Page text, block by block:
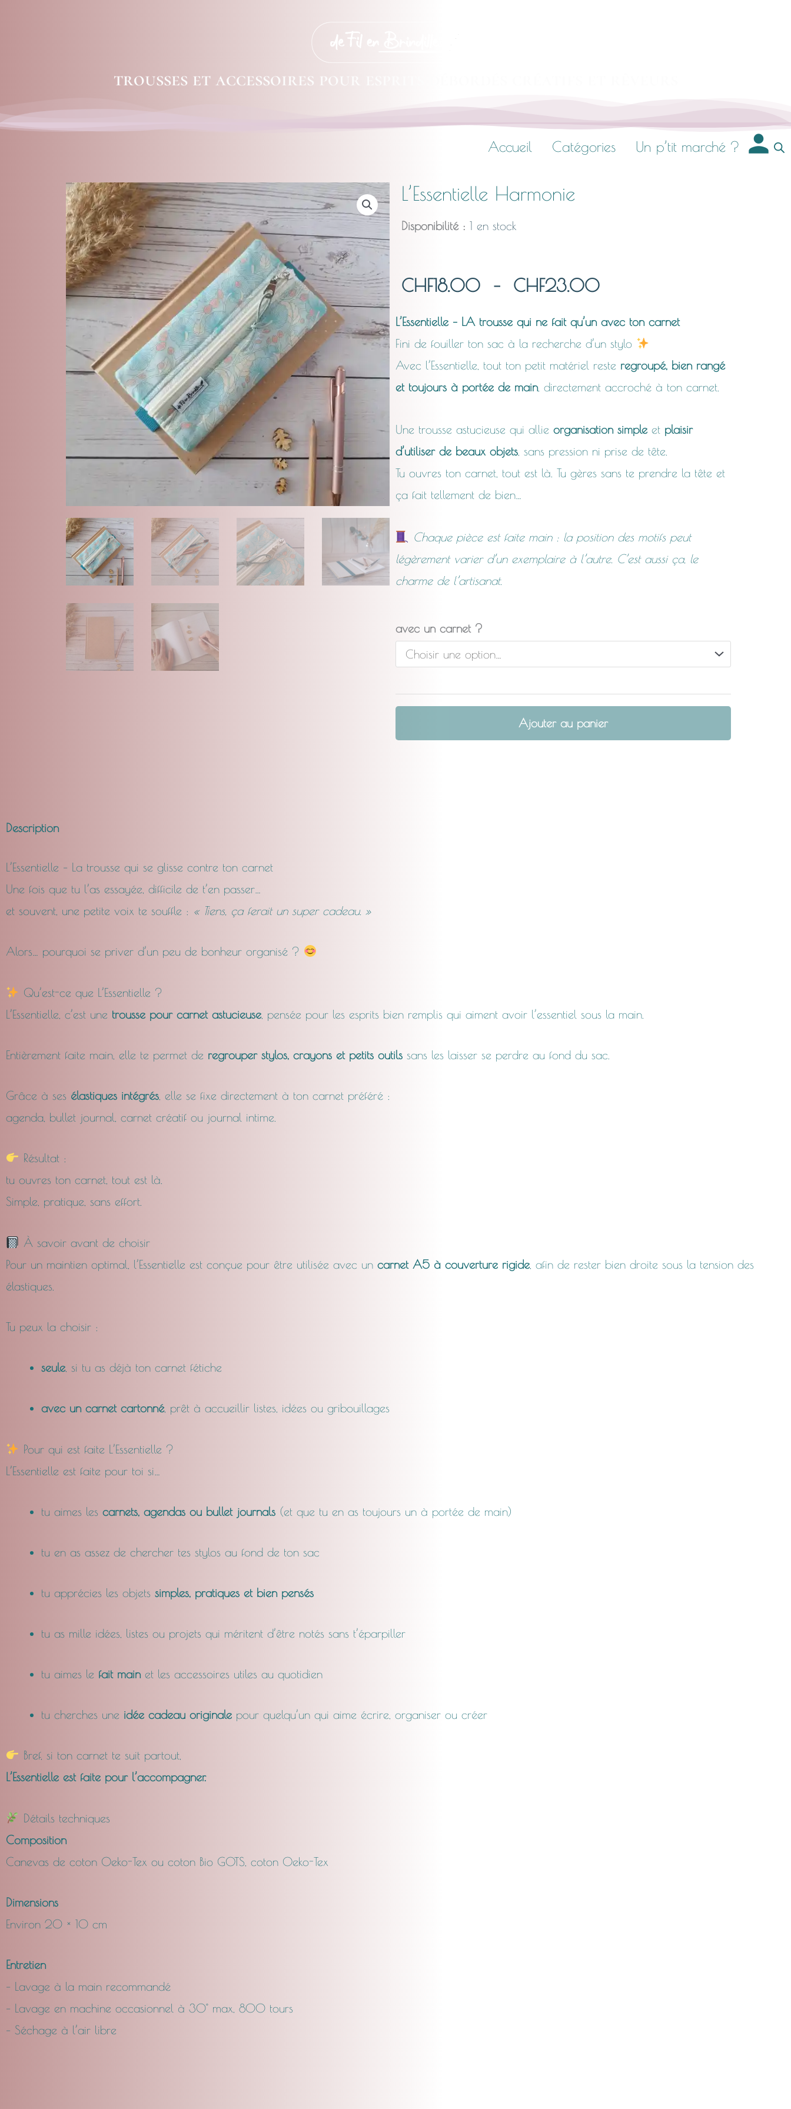
trousses et accessoires pour esprits débordés créatifs et rêveurs
Accueil Catégories Un p’tit marché ?
L’Essentielle Harmonie
Disponibilité : 1 en stock
CHF18.00 – CHF23.00Plage
de
prix :
CHF18.00
CHF23.00
L’Essentielle – LA trousse qui ne fait qu’un avec ton carnet
Fini de fouiller ton sac à la recherche d’un stylo
Avec l’Essentielle, tout ton petit matériel reste regroupé, bien rangé
et toujours à portée de main , directement accroché à ton carnet.
Une trousse astucieuse qui allie organisation simple et plaisir
d’utiliser de beaux objets , sans pression ni prise de tête.
Tu ouvres ton carnet, tout est là. Tu gères sans te prendre la tête et
ça fait tellement de bien…
Chaque pièce est faite main : la position des motifs peut
légèrement varier d’un exemplaire à l’autre. C’est aussi ça, le
charme de l’artisanat.
avec un carnet ?
de
L'Essentielle
Ajouter au panier
Description
L’Essentielle – La trousse qui se glisse contre ton carnet
Une fois que tu l’as essayée, difficile de t’en passer…
et souvent, une petite voix te souffle : « Tiens, ça ferait un super cadeau. »
Alors… pourquoi se priver d’un peu de bonheur organisé ?
Qu’est-ce que L’Essentielle ?
L’Essentielle, c’est une trousse pour carnet astucieuse , pensée pour les esprits bien remplis qui aiment avoir l’essentiel sous la main.
Entièrement faite main, elle te permet de regrouper stylos, crayons et petits outils sans les laisser se perdre au fond du sac.
Grâce à ses élastiques intégrés , elle se fixe directement à ton carnet préféré :
agenda, bullet journal, carnet créatif ou journal intime.
Résultat :
tu ouvres ton carnet, tout est là.
Simple, pratique, sans effort.
À savoir avant de choisir
Pour un maintien optimal, l’Essentielle est conçue pour être utilisée avec un carnet A5 à couverture rigide , afin de rester bien droite sous la tension des
élastiques.
Tu peux la choisir :
seule , si tu as déjà ton carnet fétiche
avec un carnet cartonné, prêt à accueillir listes, idées ou gribouillages
Pour qui est faite L’Essentielle ?
L’Essentielle est faite pour toi si…
tu aimes les carnets, agendas ou bullet journals (et que tu en as toujours un à portée de main)
tu en as assez de chercher tes stylos au fond de ton sac
tu apprécies les objets simples, pratiques et bien pensés
tu as mille idées, listes ou projets qui méritent d’être notés sans t’éparpiller
tu aimes le fait main et les accessoires utiles au quotidien
tu cherches une idée cadeau originale pour quelqu’un qui aime écrire, organiser ou créer
Bref, si ton carnet te suit partout,
L’Essentielle est faite pour l’accompagner.
Détails techniques
Composition
Canevas de coton Oeko-Tex ou coton Bio GOTS, coton Oeko-Tex
Dimensions
Environ 20 × 10 cm
Entretien
– Lavage à la main recommandé
– Lavage en machine occasionnel à 30° max, 800 tours
– Séchage à l’air libre